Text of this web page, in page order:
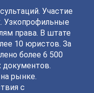
Участие
Узкопрофильные
права. В штате
10 юристов. За
более 6 500
документов.
рынке.
с